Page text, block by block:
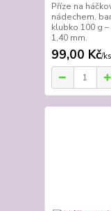
Příze na
nádechem,
klubko 100 g
1,40 mm.
99,00 Kč/ks